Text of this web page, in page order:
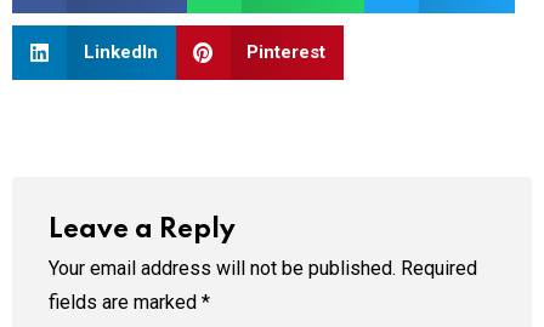
LinkedIn Pinterest
Leave a Reply
Your email address will not be published. Required
fields are marked *